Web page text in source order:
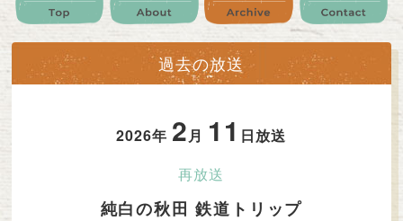
公式SNS プレゼント
ご意見・ご感想 会社情報
過去の放送
2026年 2月 11 日放送
再放送
純白の秋田 鉄道トリップ